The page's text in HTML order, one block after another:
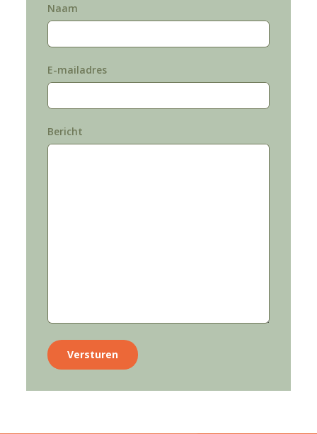
Naam
E-mailadres
Bericht
Versturen